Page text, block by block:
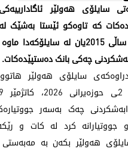
سایلۆی هەولێر
دەکات کە تاوەکو ئێستا بەشێک
داراییەکانی ساڵی 2015یان لە
چەکی بانک دەستپێدەکات.
سایلۆی هەولێر
چەک بەسەر
جووتیارانە کرد لە کات و
هەولێر بکەن بە